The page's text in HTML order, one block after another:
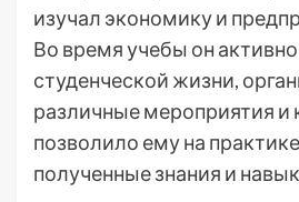
изучал экономику и
Во время учебы он
студенческой жизни,
различные мероприятия и
позволило ему на
полученные знания и